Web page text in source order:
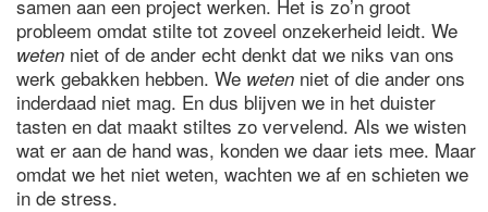
samen aan een project werken. Het is zo’n groot
probleem omdat stilte tot zoveel onzekerheid leidt. We
weten niet of de ander echt denkt dat we niks van ons
werk gebakken hebben. We weten niet of die ander ons
inderdaad niet mag. En dus blijven we in het duister
tasten en dat maakt stiltes zo vervelend. Als we wisten
wat er aan de hand was, konden we daar iets mee. Maar
omdat we het niet weten, wachten we af en schieten we
in de stress.